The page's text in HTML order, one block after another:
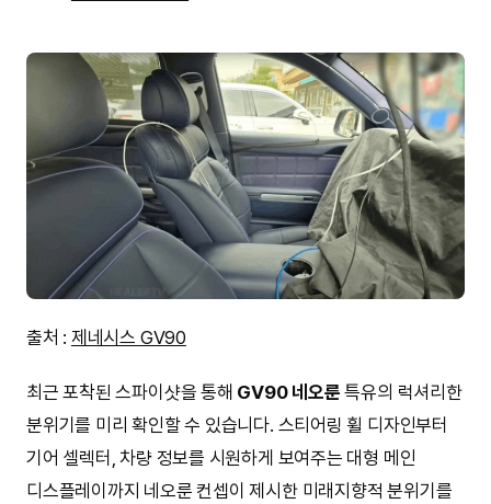
출처 : 제네시스 GV90
최근 포착된 스파이샷을 통해 GV90 네오룬 특유의 럭셔리한
분위기를 미리 확인할 수 있습니다. 스티어링 휠 디자인부터
기어 셀렉터, 차량 정보를 시원하게 보여주는 대형 메인
디스플레이까지 네오룬 컨셉이 제시한 미래지향적 분위기를